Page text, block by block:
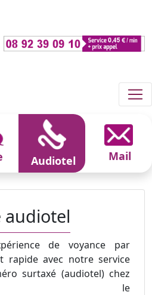
Audiotel Mail
audiotel
de voyance par
rapide avec notre service
surtaxé (audiotel) chez
le